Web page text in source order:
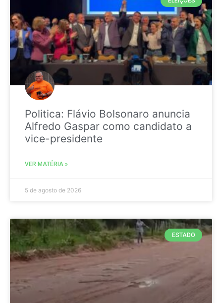
Politica: Flávio Bolsonaro anuncia
Alfredo Gaspar como candidato a
vice-presidente
VER MATÉRIA »
5 de agosto de 2026
ESTADO